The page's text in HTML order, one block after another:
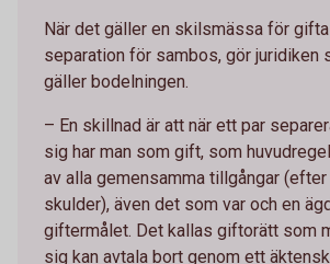
När det gäller en skilsmässa för
separation för sambos, gör juridiken
gäller bodelningen.
– En skillnad är att när ett par
sig har man som gift, som
av alla gemensamma tillgångar
skulder), även det som var och en
giftermålet. Det kallas giftorätt som
sig kan avtala bort genom ett